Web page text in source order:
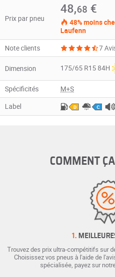
Prix par pneu
48,68 €
48% moins
Laufenn
Note clients
7
Dimension 175/65 R15 84H
Spécificités
M+S
Label
D C
COMMENT
1.
Trouvez des prix ultra-compétitifs sur
Choisissez vos pneus à l'aide de
spécialisée, payez sur